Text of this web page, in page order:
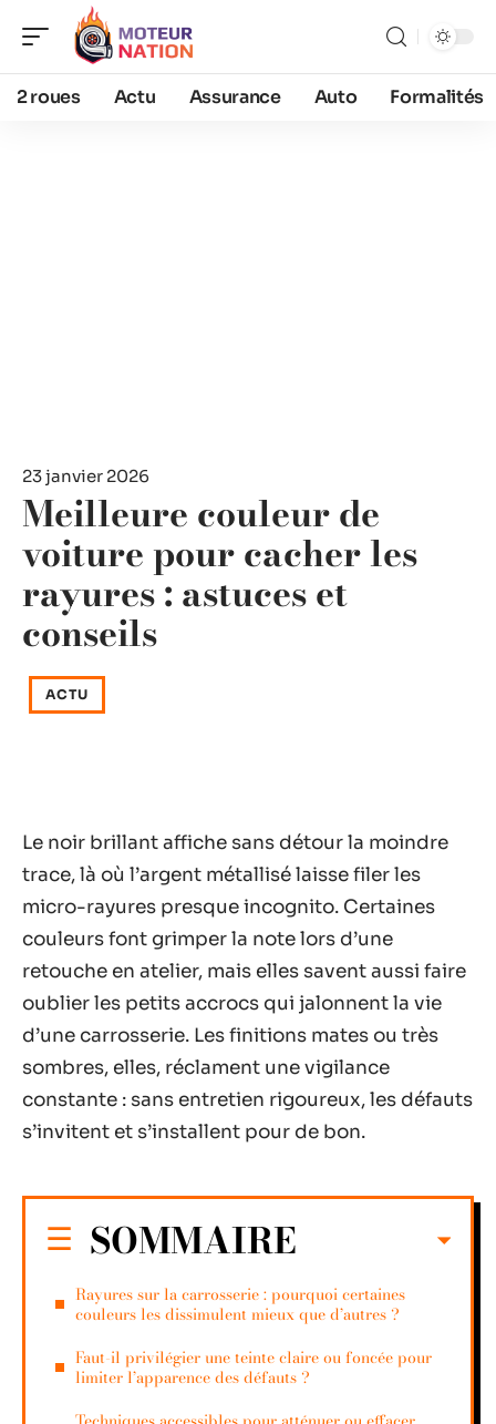
2 roues Actu Assurance Auto Formalités
23 janvier 2026
Meilleure couleur de
voiture pour cacher les
rayures : astuces et
conseils
ACTU
Le noir brillant affiche sans détour la moindre
trace, là où l’argent métallisé laisse filer les
micro-rayures presque incognito. Certaines
couleurs font grimper la note lors d’une
retouche en atelier, mais elles savent aussi faire
oublier les petits accrocs qui jalonnent la vie
d’une carrosserie. Les finitions mates ou très
sombres, elles, réclament une vigilance
constante : sans entretien rigoureux, les défauts
s’invitent et s’installent pour de bon.
SOMMAIRE
Rayures sur la carrosserie : pourquoi certaines
couleurs les dissimulent mieux que d’autres ?
Faut-il privilégier une teinte claire ou foncée pour
limiter l’apparence des défauts ?